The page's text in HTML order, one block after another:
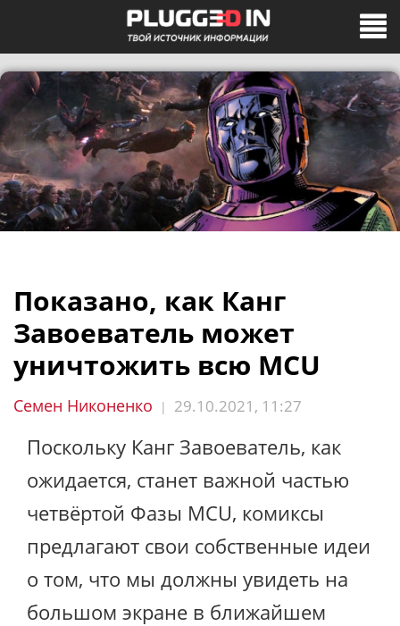
Показано, как Канг
Завоеватель может
уничтожить всю MCU
Семен Никоненко | 29.10.2021, 11:27
Поскольку Канг Завоеватель, как
ожидается, станет важной частью
четвёртой Фазы MCU, комиксы
предлагают свои собственные идеи
о том, что мы должны увидеть на
большом экране в ближайшем